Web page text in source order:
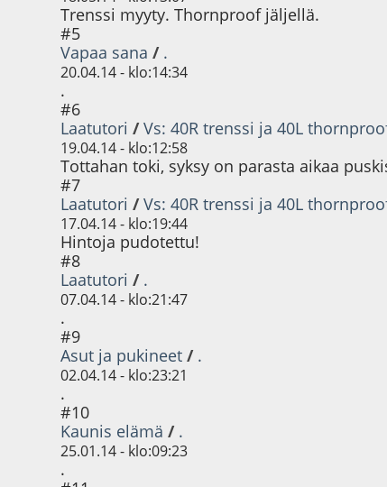
Trenssi myyty. Thornproof jäljellä.
#5
Vapaa sana / .
20.04.14 - klo:14:34
.
#6
Laatutori /Vs: 40R trenssi ja 40L
19.04.14 - klo:12:58
Tottahan toki, syksy on parasta aikaa
#7
Laatutori /Vs: 40R trenssi ja 40L
17.04.14 - klo:19:44
Hintoja pudotettu!
#8
Laatutori / .
07.04.14 - klo:21:47
.
#9
Asut ja pukineet / .
02.04.14 - klo:23:21
.
#10
Kaunis elämä / .
25.01.14 - klo:09:23
.